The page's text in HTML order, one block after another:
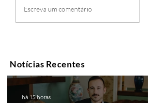
Escreva um comentário
Notícias Recentes
há 15 horas